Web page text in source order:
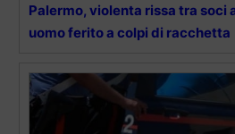
Palermo, violenta rissa tra soci
uomo ferito a colpi di racchetta